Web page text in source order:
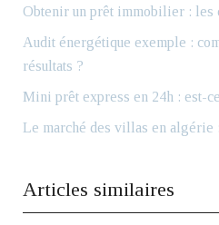
Obtenir un prêt immobilier : les
Audit énergétique exemple :
résultats ?
Mini prêt express en 24h : est-
Le marché des villas en algérie
Articles similaires